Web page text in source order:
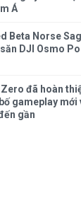
Á
Beta Norse
DJI Osmo
đã hoàn
gameplay mới
gần